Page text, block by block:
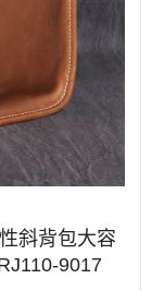
斜背包大容
9017